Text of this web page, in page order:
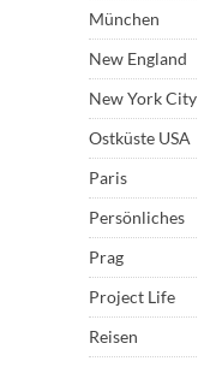
München
New England
New York City
Ostküste USA
Paris
Persönliches
Prag
Project Life
Reisen